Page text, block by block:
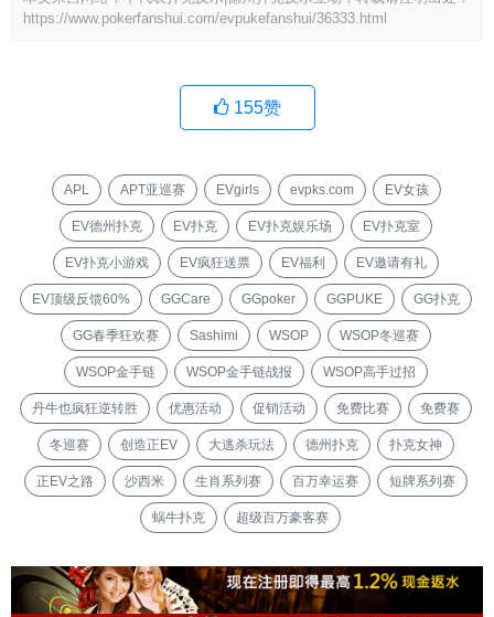
https://www.pokerfanshui.com/evpukefanshui/36333.html
155赞
APL APT亚巡赛 EVgirls evpks.com EV女孩
EV德州扑克 EV扑克 EV扑克娱乐场 EV扑克室
EV扑克小游戏 EV疯狂送票 EV福利 EV邀请有礼
EV顶级反馈60% GGCare GGpoker GGPUKE GG扑克
GG春季狂欢赛 Sashimi WSOP WSOP冬巡赛
WSOP金手链 WSOP金手链战报 WSOP高手过招
丹牛也疯狂逆转胜 优惠活动 促销活动 免费比赛 免费赛
冬巡赛 创造正EV 大逃杀玩法 德州扑克 扑克女神
正EV之路 沙西米 生肖系列赛 百万幸运赛 短牌系列赛
蜗牛扑克 超级百万豪客赛